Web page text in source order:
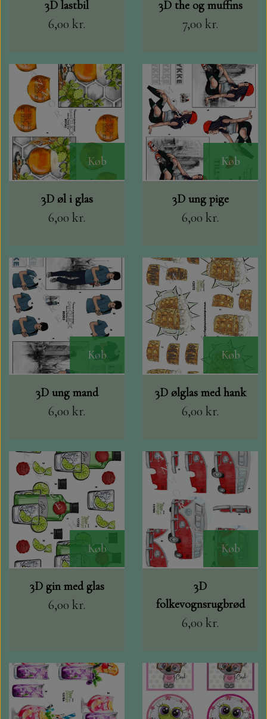
3D lastbil
6,00 kr.
3D the og muffins
7,00 kr.
Køb
3D øl i glas
6,00 kr.
Køb
3D ung pige
6,00 kr.
Køb
3D ung mand
6,00 kr.
Køb
3D ølglas med hank
6,00 kr.
Køb
3D gin med glas
6,00 kr.
Køb
3D
folkevognsrugbrød
6,00 kr.